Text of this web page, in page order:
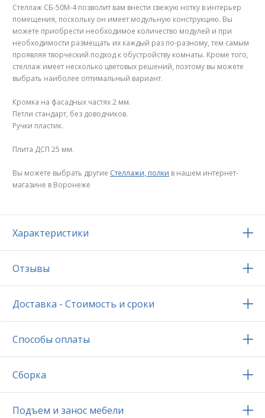
Стеллаж СБ-50М-4 позволит вам внести свежую нотку в интерьер
помещения, поскольку он имеет модульную конструкцию. Вы
можете приобрести необходимое количество модулей и при
необходимости размещать их каждый раз по-разному, тем самым
проявляя творческий подход к обустройству комнаты. Кроме того,
стеллаж имеет несколько цветовых решений, поэтому вы можете
выбрать наиболее оптимальный вариант.
Кромка на фасадных частях 2 мм.
Петли стандарт, без доводчиков.
Ручки пластик.
​Плита ДСП 25 мм.
Вы можете выбрать другие Стеллажи, полки в нашем интернет-
магазине в Воронеже
Характеристики
Отзывы
Доставка - Стоимость и сроки
Способы оплаты
Сборка
Подъем и занос мебели